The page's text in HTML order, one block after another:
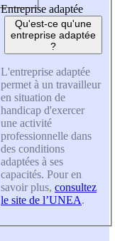
Entreprise adaptée
Qu'est-ce qu'une
entreprise adaptée
?
L'entreprise adaptée
permet à un travailleur
en situation de
handicap d'exercer
une activité
professionnelle dans
des conditions
adaptées à ses
capacités. Pour en
savoir plus, consultez
le site de l’UNEA.